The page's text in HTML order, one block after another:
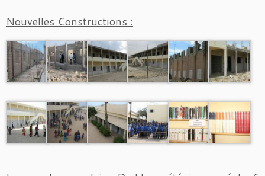
Nouvelles Constructions :